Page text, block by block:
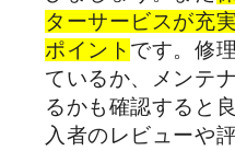
ターサービスが充
ポイント です。修
ているか、メンテ
るかも確認すると
入者のレビューや